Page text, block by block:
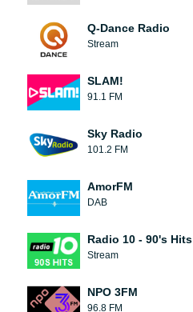
Q-Dance Radio
Stream
SLAM!
91.1 FM
Sky Radio
101.2 FM
AmorFM
DAB
Radio 10 - 90's Hits
Stream
NPO 3FM
96.8 FM